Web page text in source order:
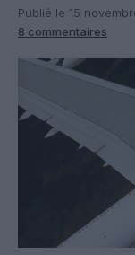
Publié le 15
8 commentaires